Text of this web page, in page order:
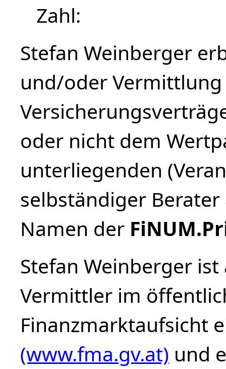
Zahl
Stefan Weinberger
und/oder
oder nicht dem
unterliegenden
selbständiger
Namen der
Stefan Weinberger
Vermittler im
Finanzmarktaufsicht
(www.fma.gv.at) und